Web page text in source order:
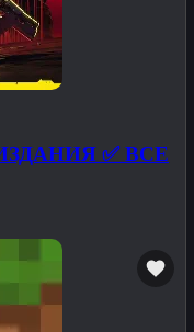
✅ ВСЕ